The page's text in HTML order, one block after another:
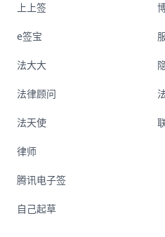
上上签
e签宝
法大大
法律顾问
法天使
律师
腾讯电子签
自己起草